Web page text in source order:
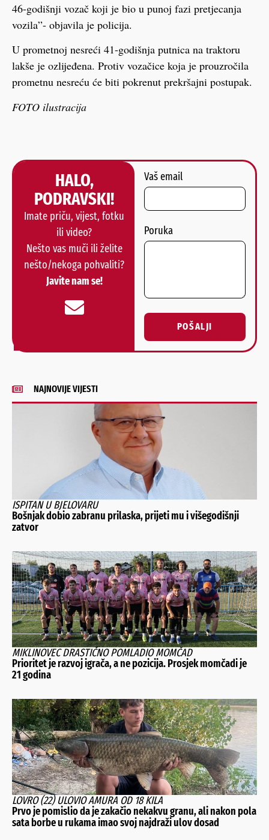
46-godišnji vozač koji je bio u punoj fazi pretjecanja
vozila”- objavila je policija.
U prometnoj nesreći 41-godišnja putnica na traktoru
lakše je ozlijeđena. Protiv vozačice koja je prouzročila
prometnu nesreću će biti pokrenut prekršajni postupak.
FOTO ilustracija
HALO,
PODRAVSKI!
Imate priču, vijest, fotku
ili video?
Nešto vas muči ili želite
nešto/nekoga pohvaliti?
Javite nam se!
Vaš email
Poruka
POŠALJI
Alternative:
NAJNOVIJE VIJESTI
ISPITAN U BJELOVARU
Bošnjak dobio zabranu prilaska, prijeti mu i višegodišnji
zatvor
MIKLINOVEC DRASTIČNO POMLADIO MOMČAD
Prioritet je razvoj igrača, a ne pozicija. Prosjek momčadi je
21 godina
LOVRO (22) ULOVIO AMURA OD 18 KILA
Prvo je pomislio da je zakačio nekakvu granu, ali nakon pola
sata borbe u rukama imao svoj najdraži ulov dosad